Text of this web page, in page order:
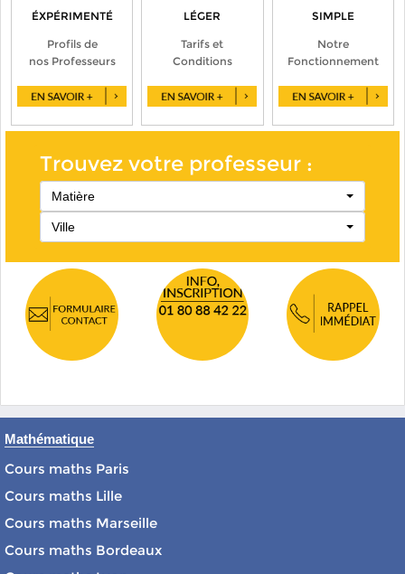
ÉXPÉRIMENTÉ
Profils de
nos Professeurs
LÉGER
Tarifs et
Conditions
SIMPLE
Notre
Fonctionnement
Trouvez votre professeur :
Matière
Ville
Mathématique
Cours maths Paris
Cours maths Lille
Cours maths Marseille
Cours maths Bordeaux